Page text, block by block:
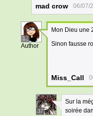
mad crow 06/07/
32
Author
Mon Dieu une
Sinon fausse
Miss_Call
37
Sur la
soirée